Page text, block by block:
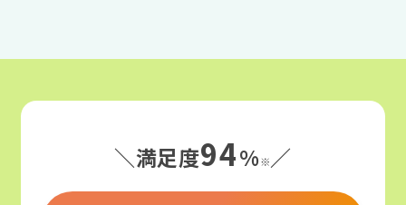
＼満足度94%※／